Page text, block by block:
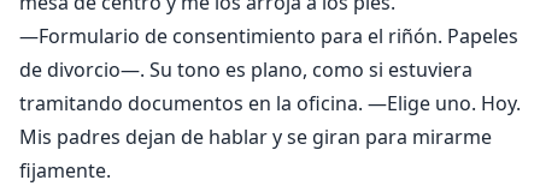
—Formulario de consentimiento para el riñón. Papeles
de divorcio—. Su tono es plano, como si estuviera
tramitando documentos en la oficina. —Elige uno. Hoy.
Mis padres dejan de hablar y se giran para mirarme
fijamente.